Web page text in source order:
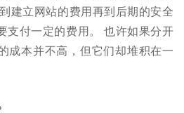
建立网站的费用再到后期的安全
支付一定的费用。 也许如果分开
成本并不高，但它们却堆积在一